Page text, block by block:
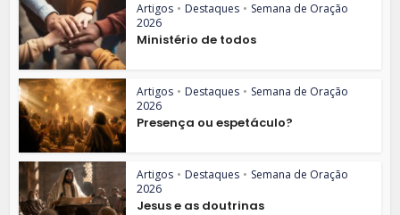
Artigos • Destaques • Semana de Oração
2026
Ministério de todos
Artigos • Destaques • Semana de Oração
2026
Presença ou espetáculo?
Artigos • Destaques • Semana de Oração
2026
Jesus e as doutrinas